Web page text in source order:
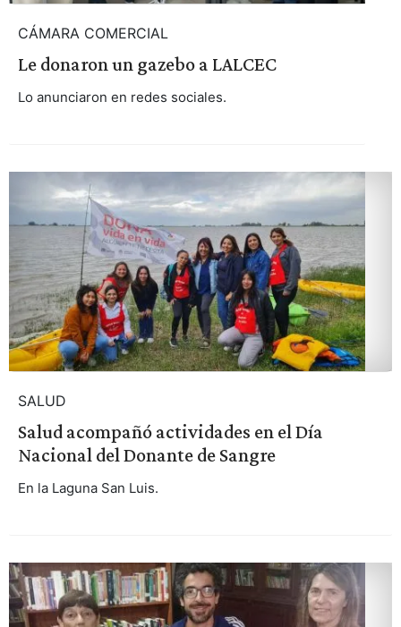
CÁMARA COMERCIAL
Le donaron un gazebo a LALCEC
Lo anunciaron en redes sociales.
SALUD
Salud acompañó actividades en el Día
Nacional del Donante de Sangre
En la Laguna San Luis.